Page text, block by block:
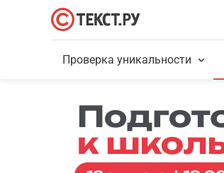
Проверка уникальности